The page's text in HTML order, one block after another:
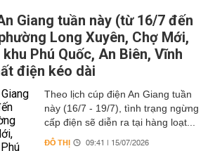
Giang tuần này (từ 16/7 đến
Long Xuyên, Chợ Mới,
Phú Quốc, An Biên, Vĩnh
điện kéo dài
Theo lịch cúp điện An Giang tuần
này (16/7 - 19/7), tình trạng ngừng
cấp điện sẽ diễn ra tại hàng loạt...
ĐÔ THỊ 09:41 | 15/07/2026